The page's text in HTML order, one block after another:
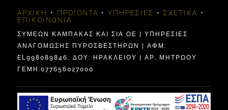
ΑΡΧΙΚΉ • ΠΡΟΪΌΝΤΑ • ΥΠΗΡΕΣΊΕΣ • ΣΧΕΤΙΚΆ •
ΕΠΙΚΟΙΝΩΝΊΑ
ΣΥΜΕΩΝ ΚΑΜΠΑΚΑΣ ΚΑΙ ΣΙΑ ΟΕ | ΥΠΗΡΕΣΙΕΣ
ΑΝΑΓΟΜΩΣΗΣ ΠΥΡΟΣΒΕΣΤΗΡΩΝ | ΑΦΜ:
EL998089846, ΔΟΥ: ΗΡΑΚΛΕΊΟΥ | ΑΡ. ΜΗΤΡΩΟΥ
ΓΕΜΗ:077656027000